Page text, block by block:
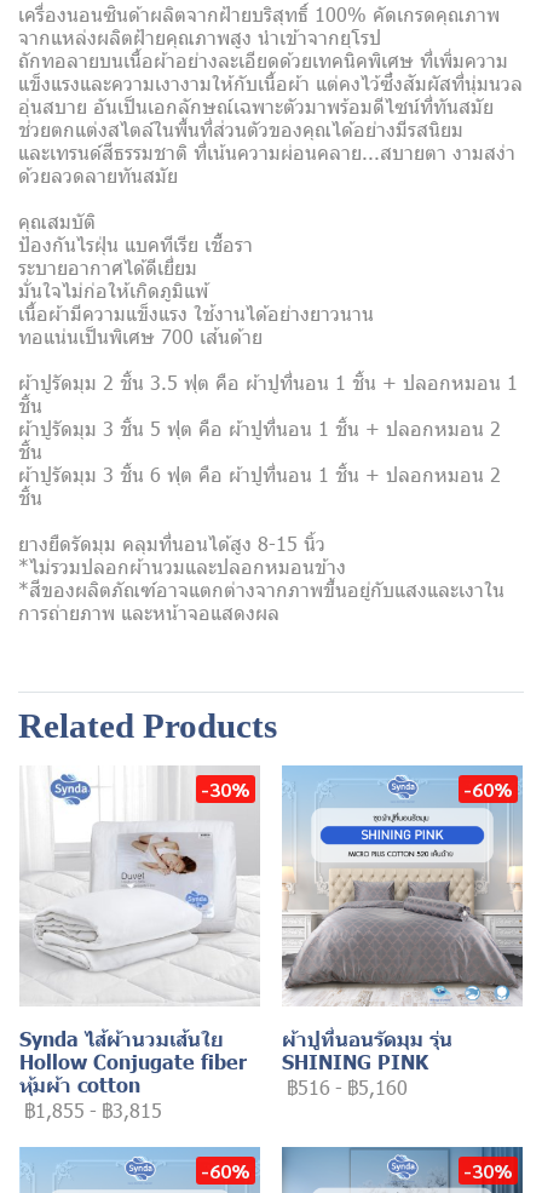
เครื่องนอนซินด้าผลิตจากฝ้ายบริสุทธิ์ 100% คัดเกรดคุณภาพ
จากแหล่งผลิตฝ้ายคุณภาพสูง นำเข้าจากยุโรป
ถักทอลายบนเนื้อผ้าอย่างละเอียดด้วยเทคนิคพิเศษ ที่เพิ่มความ
แข็งแรงและความเงางามให้กับเนื้อผ้า แต่คงไว้ซึ่งสัมผัสที่นุ่มนวล
อุ่นสบาย อันเป็นเอกลักษณ์เฉพาะตัวมาพร้อมดีไซน์ที่ทันสมัย
ช่วยตกแต่งสไตล์ในพื้นที่ส่วนตัวของคุณได้อย่างมีรสนิยม
และเทรนด์สีธรรมชาติ ที่เน้นความผ่อนคลาย...สบายตา งามสง่า
ด้วยลวดลายทันสมัย
คุณสมบัติ
ป้องกันไรฝุ่น แบคทีเรีย เชื้อรา
ระบายอากาศได้ดีเยี่ยม
มั่นใจไม่ก่อให้เกิดภูมิแพ้
เนื้อผ้ามีความแข็งแรง ใช้งานได้อย่างยาวนาน
ทอแน่นเป็นพิเศษ 700 เส้นด้าย
ผ้าปูรัดมุม 2 ชิ้น 3.5 ฟุต คือ ผ้าปูที่นอน 1 ชิ้น + ปลอกหมอน 1
ชิ้น
ผ้าปูรัดมุม 3 ชิ้น 5 ฟุต คือ ผ้าปูที่นอน 1 ชิ้น + ปลอกหมอน 2
ชิ้น
ผ้าปูรัดมุม 3 ชิ้น 6 ฟุต คือ ผ้าปูที่นอน 1 ชิ้น + ปลอกหมอน 2
ชิ้น
ยางยืดรัดมุม คลุมที่นอนได้สูง 8-15 นิ้ว
*ไม่รวมปลอกผ้านวมและปลอกหมอนข้าง
*สีของผลิตภัณฑ์อาจแตกต่างจากภาพขึ้นอยู่กับแสงและเงาใน
การถ่ายภาพ และหน้าจอแสดงผล
Related Products
-30%
Synda ไส้ผ้านวมเส้นใย
Hollow Conjugate fiber
หุ้มผ้า cotton
฿1,855 - ฿3,815
-60%
ผ้าปูที่นอนรัดมุม รุ่น
SHINING PINK
฿516 - ฿5,160
-60% -30%